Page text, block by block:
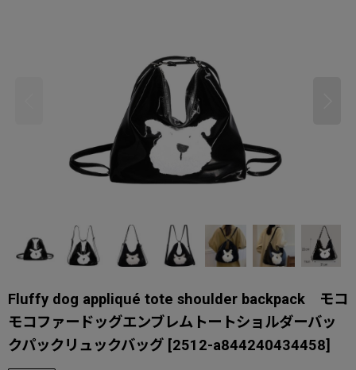
Fluffy dog ​​appliqué tote shoulder backpack モコ
モコファードッグエンブレムトートショルダーバッ
クパックリュックバッグ [2512-a844240434458]